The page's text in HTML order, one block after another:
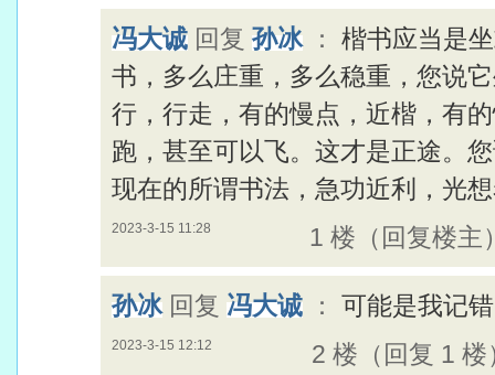
冯大诚 回复 孙冰 ： 楷书应当是
书，多么庄重，多么稳重，您说
行，行走，有的慢点，近楷，有
跑，甚至可以飞。这才是正途。
现在的所谓书法，急功近利，光
2023-3-15 11:28 1 楼（回复楼主
孙冰 回复 冯大诚 ： 可能是我记
2023-3-15 12:12 2 楼（回复 1 楼